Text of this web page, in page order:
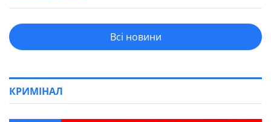
Всі новини
КРИМІНАЛ